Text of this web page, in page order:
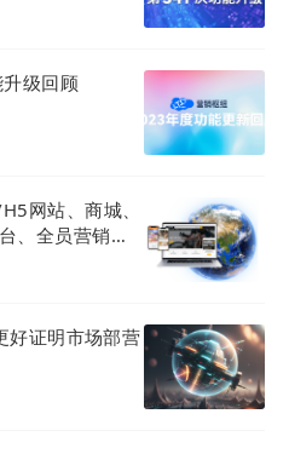
业革命背景下，数字化基础
构成的“新基建”成为社会生
人工智能、区块链、云计
成为一个集物理与数字、
。
增长，经济生产形态将出
现为技术加速了对投资、生
构的影响，而且深度改变
级回顾
网站、商城、
、全员营销
好证明市场部营